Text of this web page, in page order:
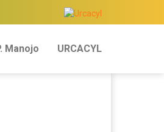
Manojo URCACYL